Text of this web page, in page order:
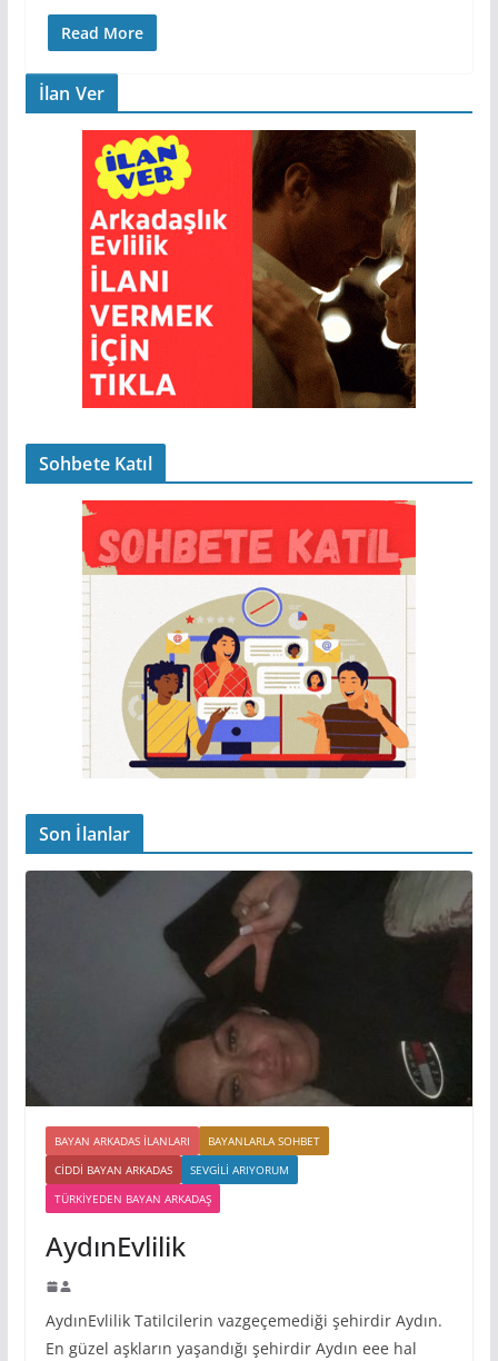
Read More
İlan Ver
Sohbete Katıl
Son İlanlar
BAYAN ARKADAS ILANLARI
BAYANLARLA SOHBET
CIDDI BAYAN ARKADAS
SEVGILI ARIYORUM
TÜRKIYEDEN BAYAN ARKADAŞ
AydınEvlilik
AydınEvlilik Tatilcilerin vazgeçemediği şehirdir Aydın.
En güzel aşkların yaşandığı şehirdir Aydın eee hal